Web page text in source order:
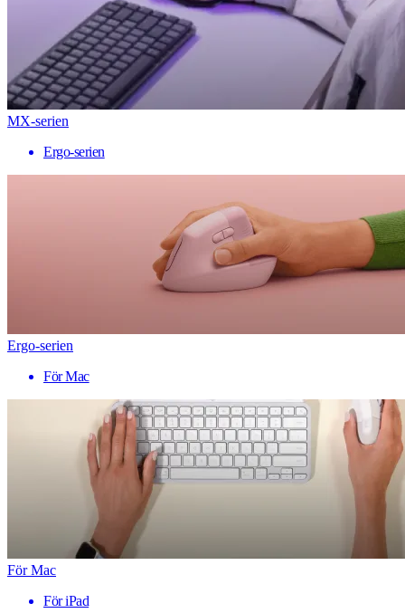
MX-serien
Ergo-serien
Ergo-serien
För Mac
För Mac
För iPad